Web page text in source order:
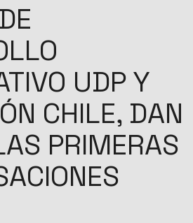
UDP Y
CHILE, DAN
PRIMERAS